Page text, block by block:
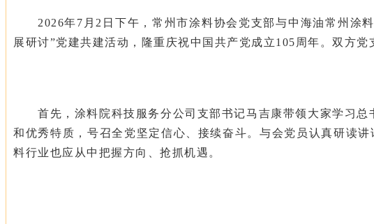
2026年7月2日下午，常州市涂料协会党支部与中海油常州涂
展研讨”党建共建活动，隆重庆祝中国共产党成立105周年 。双方党
首先， 涂料院科技服务分公司支部书记马吉康带领大家学习
和优秀特质，号召全党坚定信心、接续奋斗。与会党员认真研读讲
料行业也应从中把握方向、抢抓机遇。